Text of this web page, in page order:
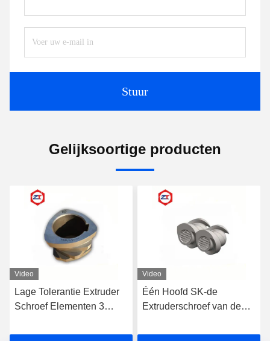
Stuur
Gelijksoortige producten
Video
Lage Tolerantie Extruder
Schroef Elementen 3
Voor WP Machine Plastic
Video
Één Hoofd SK-de
Extruderschroef van de
de Extrudermachine